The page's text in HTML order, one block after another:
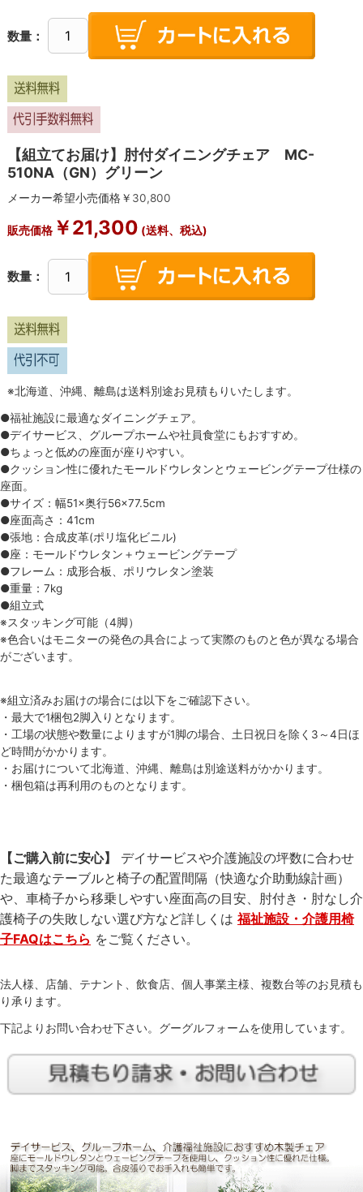
数量：
【組立てお届け】肘付ダイニングチェア MC-
510NA（GN）グリーン
メーカー希望小売価格￥ 30,800
販売価格￥21,300 (送料、税込)
数量：
※北海道、沖縄、離島は送料別途お見積もりいたします。
●福祉施設に最適なダイニングチェア。
●デイサービス、グループホームや社員食堂にもおすすめ。
●ちょっと低めの座面が座りやすい。
●クッション性に優れたモールドウレタンとウェービングテープ仕様の
座面。
●サイズ：幅51×奥行56×77.5cm
●座面高さ：41cm
●張地：合成皮革(ポリ塩化ビニル)
●座：モールドウレタン＋ウェービングテープ
●フレーム：成形合板、ポリウレタン塗装
●重量：7kg
●組立式
※スタッキング可能（4脚）
※色合いはモニターの発色の具合によって実際のものと色が異なる場合
がございます。
※組立済みお届けの場合には以下をご確認下さい。
・最大で1梱包2脚入りとなります。
・工場の状態や数量によりますが1脚の場合、土日祝日を除く3～4日ほ
ど時間がかかります。
・お届けについて北海道、沖縄、離島は別途送料がかかります。
・梱包箱は再利用のものとなります。
【ご購入前に安心】
デイサービスや介護施設の坪数に合わせ
た最適なテーブルと椅子の配置間隔（快適な介助動線計画）
や、車椅子から移乗しやすい座面高の目安、肘付き・肘なし介
護椅子の失敗しない選び方など詳しくは福祉施設・介護用椅
子FAQはこちら をご覧ください。
法人様、店舗、テナント、飲食店、個人事業主様、複数台等のお見積も
り承ります。
下記よりお問い合わせ下さい。グーグルフォームを使用しています。